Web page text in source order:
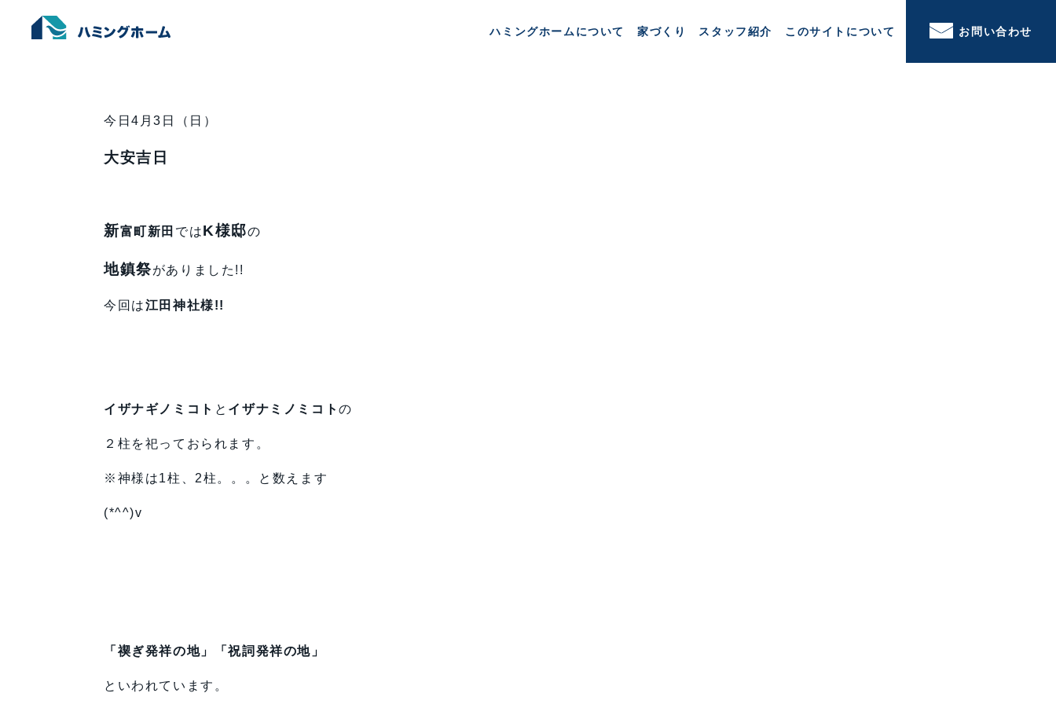
ハミングホームについて 家づくり スタッフ紹介 このサイトについて お問い合わせ
地鎮祭 ＆ 上棟式 in 新富
今日4月3日（日）
大安吉日
新富町新田 ではK様邸の
地鎮祭がありました!!
今回は江田神社様!!
イザナギノミコト と イザナミノミコトの
２柱を祀っておられます。
※神様は1柱、2柱。。。と数えます
(*^^)v
「禊ぎ発祥の地」「祝詞発祥の地」
といわれています。